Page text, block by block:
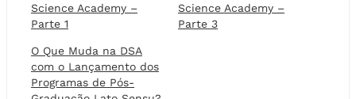
Science Academy –
Parte 1
Science Academy –
Parte 3
O Que Muda na DSA
com o Lançamento dos
Programas de Pós-